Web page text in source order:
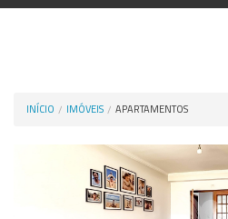
INÍCIO IMÓVEIS APARTAMENTOS